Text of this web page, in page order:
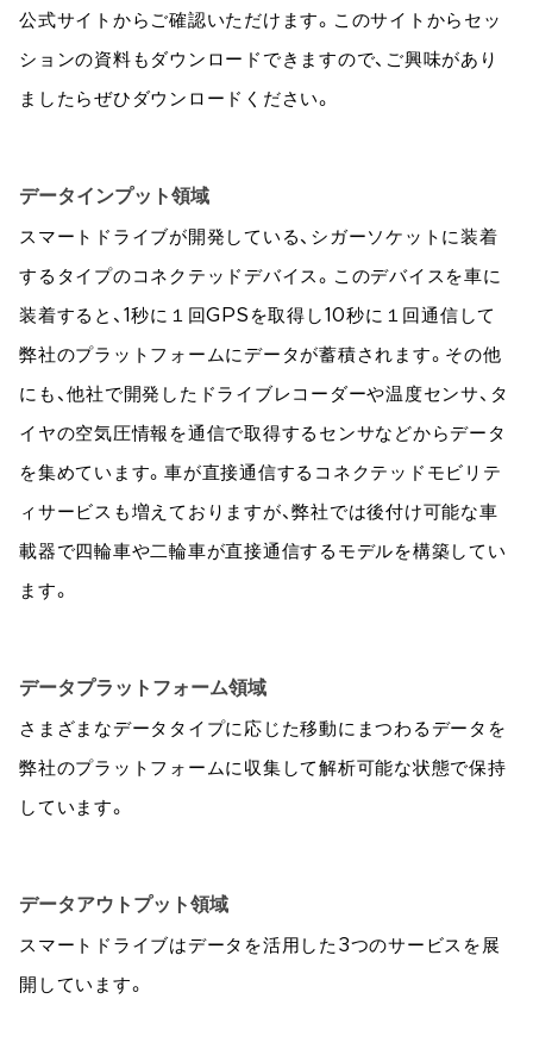
公式サイトからご確認いただけます。このサイトからセッ
ションの資料もダウンロードできますので、ご興味があり
ましたらぜひダウンロードください。
データインプット領域
スマートドライブが開発している、シガーソケットに装着
するタイプのコネクテッドデバイス。このデバイスを車に
装着すると、1秒に１回GPSを取得し10秒に１回通信して
弊社のプラットフォームにデータが蓄積されます。その他
にも、他社で開発したドライブレコーダーや温度センサ、タ
イヤの空気圧情報を通信で取得するセンサなどからデータ
を集めています。車が直接通信するコネクテッドモビリテ
ィサービスも増えておりますが、弊社では後付け可能な車
載器で四輪車や二輪車が直接通信するモデルを構築してい
ます。
データプラットフォーム領域
さまざまなデータタイプに応じた移動にまつわるデータを
弊社のプラットフォームに収集して解析可能な状態で保持
しています。
データアウトプット領域
スマートドライブはデータを活用した3つのサービスを展
開しています。